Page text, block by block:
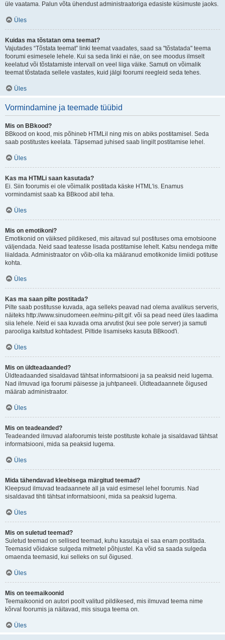
üle vaatama. Palun võta ühendust administraatoriga edasiste küsimuste jaoks.
Üles
Kuidas ma tõstatan oma teemat?
Vajutades “Tõstata teemat” linki teemat vaadates, saad sa "tõstatada" teema
foorumi esimesele lehele. Kui sa seda linki ei näe, on see moodus ilmselt
keelatud või tõstatamiste intervall on veel liiga väike. Samuti on võimalik
teemat tõstatada sellele vastates, kuid jälgi foorumi reegleid seda tehes.
Üles
Vormindamine ja teemade tüübid
Mis on BBkood?
BBkood on kood, mis põhineb HTMLil ning mis on abiks postitamisel. Seda
saab postitustes keelata. Täpsemad juhised saab lingilt postitamise lehel.
Üles
Kas ma HTMLi saan kasutada?
Ei. Siin foorumis ei ole võimalik postitada käske HTML'is. Enamus
vormindamist saab ka BBkood abil teha.
Üles
Mis on emotikoni?
Emotikonid on väiksed pildikesed, mis aitavad sul postituses oma emotsioone
väljendada. Neid saad teatesse lisada postitamise lehelt. Katsu nendega mitte
liialdada. Administraator on võib-olla ka määranud emotikonide limiidi potituse
kohta.
Üles
Kas ma saan pilte postitada?
Pilte saab postitusse kuvada, aga selleks peavad nad olema avalikus serveris,
näiteks http://www.sinudomeen.ee/minu-pilt.gif. või sa pead need üles laadima
siia lehele. Neid ei saa kuvada oma arvutist (kui see pole server) ja samuti
parooliga kaitstud kohtadest. Piltide lisamiseks kasuta BBkood'i.
Üles
Mis on üldteadaanded?
Üldteadaanded sisaldavad tähtsat informatsiooni ja sa peaksid neid lugema.
Nad ilmuvad iga foorumi päisesse ja juhtpaneeli. Üldteadaannete õigused
määrab administraator.
Üles
Mis on teadeanded?
Teadeanded ilmuvad alafoorumis teiste postituste kohale ja sisaldavad tähtsat
informatsiooni, mida sa peaksid lugema.
Üles
Mida tähendavad kleebisega märgitud teemad?
Kleepsud ilmuvad teadaannete all ja vaid esimesel lehel foorumis. Nad
sisaldavad tihti tähtsat informatsiooni, mida sa peaksid lugema.
Üles
Mis on suletud teemad?
Suletud teemad on sellised teemad, kuhu kasutaja ei saa enam postitada.
Teemasid võidakse sulgeda mitmetel põhjustel. Ka võid sa saada sulgeda
omaenda teemasid, kui selleks on sul õigused.
Üles
Mis on teemaikoonid
Teemaikoonid on autori poolt valitud pildikesed, mis ilmuvad teema nime
kõrval foorumis ja näitavad, mis sisuga teema on.
Üles